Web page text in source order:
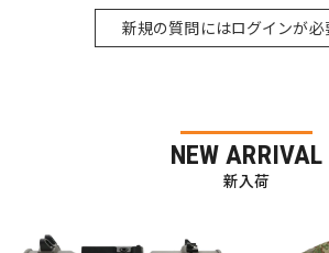
新規の質問にはログインが必
NEW ARRIVAL
新入荷